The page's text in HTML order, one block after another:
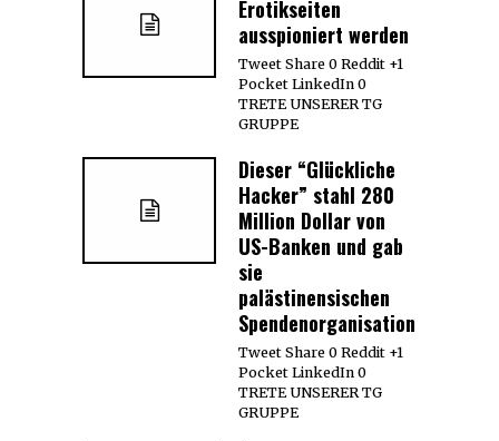
Erotikseiten
ausspioniert werden
Tweet Share 0 Reddit +1
Pocket LinkedIn 0
TRETE UNSERER TG
GRUPPE
Dieser “Glückliche
Hacker” stahl 280
Million Dollar von
US-Banken und gab
sie
palästinensischen
Spendenorganisationen
Tweet Share 0 Reddit +1
Pocket LinkedIn 0
TRETE UNSERER TG
GRUPPE